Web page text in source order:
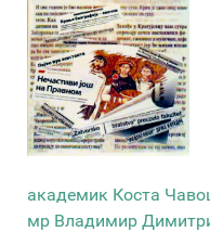
академик Коста
мр Владимир